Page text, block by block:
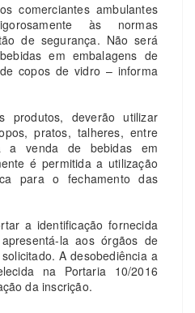
comerciantes ambulantes
às normas
de segurança. Não será
em embalagens de
copos de vidro – informa
produtos, deverão utilizar
pratos, talheres, entre
a venda de bebidas em
é permitida a utilização
para o fechamento das
a identificação fornecida
la aos órgãos de
A desobediência a
na Portaria 10/2016
da inscrição.